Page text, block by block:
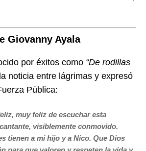
Giovanny Ayala
por éxitos como “De rodillas
noticia entre lágrimas y expresó
Pública:
muy feliz de escuchar esta
visiblemente conmovido.
tienen a mi hijo y a Nico. Que Dios